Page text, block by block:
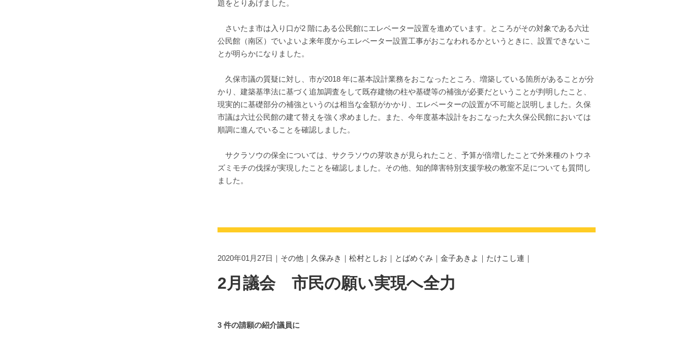
題をとりあげました。
さいたま市は入り口が2 階にある公民館にエレベーター設置を進めています。ところがその対象である六辻
公民館（南区）でいよいよ来年度からエレベーター設置工事がおこなわれるかというときに、設置できないこ
とが明らかになりました。
久保市議の質疑に対し、市が2018 年に基本設計業務をおこなったところ、増築している箇所があることが分
かり、建築基準法に基づく追加調査をして既存建物の柱や基礎等の補強が必要だということが判明したこと、
現実的に基礎部分の補強というのは相当な金額がかかり、エレベーターの設置が不可能と説明しました。久保
市議は六辻公民館の建て替えを強く求めました。また、今年度基本設計をおこなった大久保公民館においては
順調に進んでいることを確認しました。
サクラソウの保全については、サクラソウの芽吹きが見られたこと、予算が倍増したことで外来種のトウネ
ズミモチの伐採が実現したことを確認しました。その他、知的障害特別支援学校の教室不足についても質問し
ました。
2020年01月27日｜ その他 ｜ 久保みき ｜ 松村としお ｜ とばめぐみ ｜ 金子あきよ ｜ たけこし連 ｜
2月議会 市民の願い実現へ全力
3 件の請願の紹介議員に